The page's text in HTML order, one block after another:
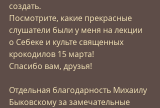
создать.
Посмотрите, какие прекрасные
слушатели были у меня на лекции
о Себеке и культе священных
крокодилов 15 марта!
Спасибо вам, друзья!
Отдельная благодарность Михаилу
Быковскому за замечательные